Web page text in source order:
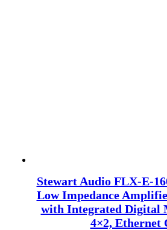
Stewart Audio FLX-E-
Low Impedance
with Integrated Digital
4×2, Ethernet